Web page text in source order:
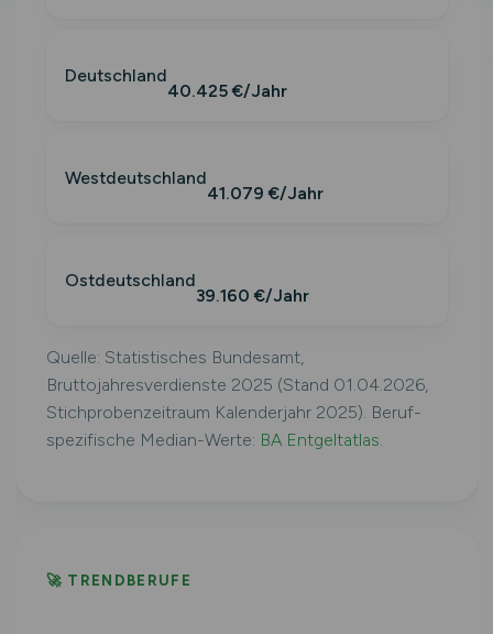
Deutschland
40.425 €/Jahr
Westdeutschland
41.079 €/Jahr
Ostdeutschland
39.160 €/Jahr
Quelle: Statistisches Bundesamt,
Bruttojahresverdienste 2025 (Stand 01.04.2026,
Stichprobenzeitraum Kalenderjahr 2025). Beruf-
spezifische Median-Werte: BA Entgeltatlas.
🚀 TRENDBERUFE